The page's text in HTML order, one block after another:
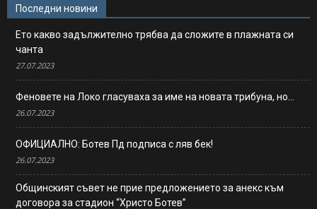
Последни новини
Ето какво задължително трябва да сложите в плажната си
чанта
27.07.2023
Феновете на Локо гласуваха за име на новата трибуна, но…
26.07.2023
ОФИЦИАЛНО: Ботев Пд подписа с ляв бек!
26.07.2023
Общинският съвет не прие предложението за анекс към
договора за стадион “Христо Ботев”